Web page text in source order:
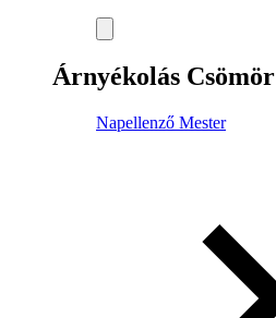
Árnyékolás Csömör
Napellenző Mester